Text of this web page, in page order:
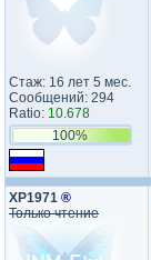
Стаж: 16 лет 5 мес.
Сообщений: 294
Ratio: 10.678
100%
XP1971 ®
Только чтение